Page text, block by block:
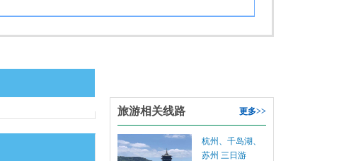
更多>>
旅游相关线路
杭州、千岛湖、
苏州 三日游